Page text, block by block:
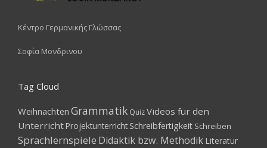
Κέντρο Γερμανικής Γλώσσας
Σοφία Μονδρινου
Tag Cloud
Weihnachten Grammatik QuizVideos für den
Unterricht Projektunterricht Schreibfertigkeit Schreiben
Sprachlernspiele Didaktik bzw. Methodik Literatur